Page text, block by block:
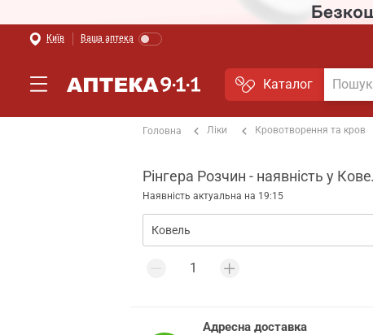
Київ Ваша аптека
Каталог
Головна Ліки Кровотворення та кров
Рінгера Розчин - наявність у
Наявність актуальна на 19:15
Адресна доставка